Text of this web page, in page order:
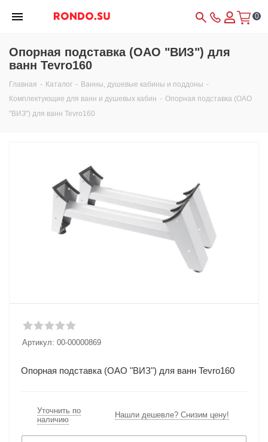
0
Опорная подставка (ОАО "ВИЗ") для
ванн Tevro160
Главная - Каталог - Ванны, душевые кабины и поддоны -
Комплектующие для ванн и душевых кабин - Опорная подставка (ОАО
"ВИЗ") для ванн Tevro160
Артикул: 00-00000869
Опорная подставка (ОАО "ВИЗ") для ванн Tevro160
Уточнить по
наличию
Нашли дешевле? Снизим цену!